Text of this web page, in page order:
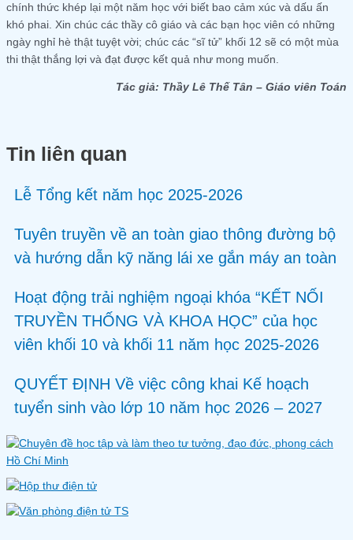
chính thức khép lại một năm học với biết bao cảm xúc và dấu ấn
khó phai. Xin chúc các thầy cô giáo và các bạn học viên có những
ngày nghỉ hè thật tuyệt vời; chúc các “sĩ tử” khối 12 sẽ có một mùa
thi thật thắng lợi và đạt được kết quả như mong muốn.
Tác giả: Thầy Lê Thế Tân – Giáo viên Toán
Tin liên quan
Lễ Tổng kết năm học 2025-2026
Tuyên truyền về an toàn giao thông đường bộ
và hướng dẫn kỹ năng lái xe gắn máy an toàn
Hoạt động trải nghiệm ngoại khóa “KẾT NỐI
TRUYỀN THỐNG VÀ KHOA HỌC” của học
viên khối 10 và khối 11 năm học 2025-2026
QUYẾT ĐỊNH Về việc công khai Kế hoạch
tuyển sinh vào lớp 10 năm học 2026 – 2027